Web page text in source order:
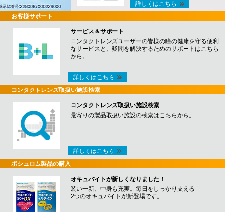
詳しくはこちら
お客様サポート
サービス＆サポート
コンタクトレンズユーザーの皆様の瞳の健康を守る便利
なサービスと、疑問を解決するためのサポートはこちら
から。
詳しくはこちら
コンタクトレンズ取扱い施設検索
コンタクトレンズ取扱い施設検索
最寄りの製品取扱い施設の検索はこちらから。
詳しくはこちら
ボシュロム製品の購入
オキュバイトが新しくなりました！
装い一新、中身も充実。毎日をしっかり支える
2つのオキュバイトが新登場です。